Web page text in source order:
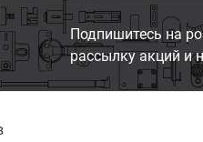
Подпишитесь на
рассылку акций и